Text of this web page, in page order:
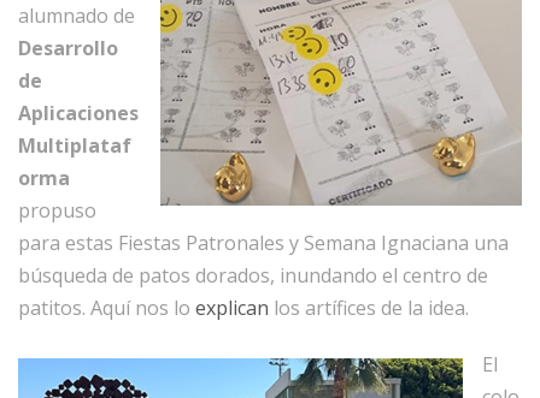
alumnado de
Desarrollo
de
Aplicaciones
Multiplataf
orma
propuso
para estas Fiestas Patronales y Semana Ignaciana una
búsqueda de patos dorados, inundando el centro de
patitos. Aquí nos lo explican los artífices de la idea.
El